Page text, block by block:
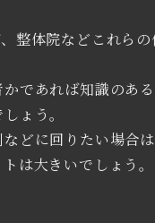
整体院などこれら
であれば知識のあ
ょう。
どに回りたい場合
は大きいでしょう。